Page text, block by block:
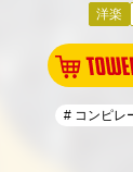
洋楽
# コンピレ